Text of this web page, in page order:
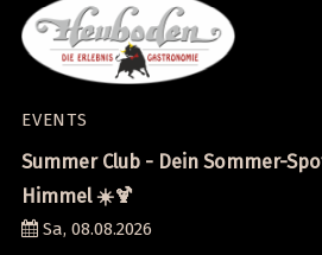
EVENTS
Summer Club - Dein Sommer-
Himmel ☀️🍹
Sa, 08.08.2026